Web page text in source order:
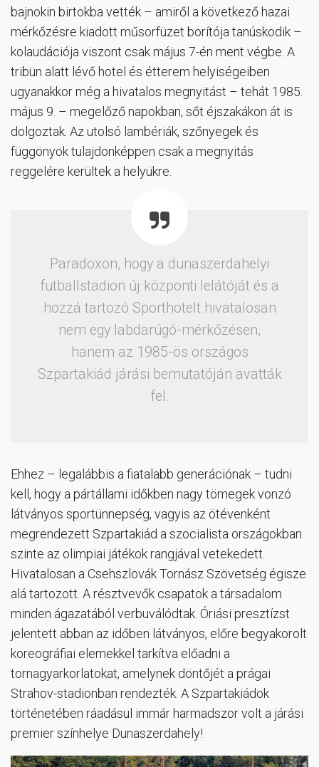
bajnokin birtokba vették – amiről a következő hazai
mérkőzésre kiadott műsorfüzet borítója tanúskodik –
kolaudációja viszont csak május 7-én ment végbe. A
tribün alatt lévő hotel és étterem helyiségeiben
ugyanakkor még a hivatalos megnyitást – tehát 1985.
május 9. – megelőző napokban, sőt éjszakákon át is
dolgoztak. Az utolsó lambériák, szőnyegek és
függönyök tulajdonképpen csak a megnyitás
reggelére kerültek a helyükre.
Paradoxon, hogy a dunaszerdahelyi
futballstadion új központi lelátóját és a
hozzá tartozó Sporthotelt hivatalosan
nem egy labdarúgó-mérkőzésen,
hanem az 1985-ös országos
Szpartakiád járási bemutatóján avatták
fel.
Ehhez – legalábbis a fiatalabb generációnak – tudni
kell, hogy a pártállami időkben nagy tömegek vonzó
látványos sportünnepség, vagyis az ötévenként
megrendezett Szpartakiád a szocialista országokban
szinte az olimpiai játékok rangjával vetekedett.
Hivatalosan a Csehszlovák Tornász Szövetség égisze
alá tartozott. A résztvevők csapatok a társadalom
minden ágazatából verbuválódtak. Óriási presztízst
jelentett abban az időben látványos, előre begyakorolt
koreográfiai elemekkel tarkítva előadni a
tornagyarkorlatokat, amelynek döntőjét a prágai
Strahov-stadionban rendezték. A Szpartakiádok
történetében ráadásul immár harmadszor volt a járási
premier színhelye Dunaszerdahely!